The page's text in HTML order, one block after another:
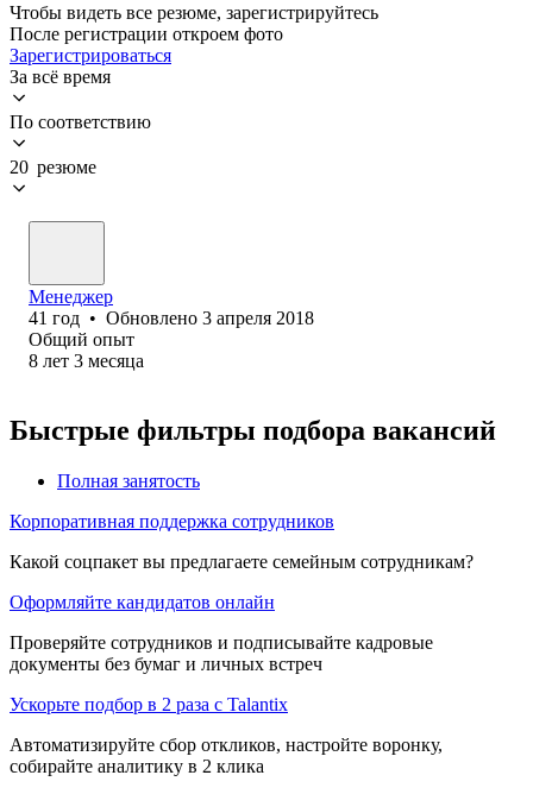
Чтобы видеть все резюме, зарегистрируйтесь
После регистрации откроем фото
Зарегистрироваться
За всё время
По соответствию
20 резюме
Менеджер
41 год • Обновлено 3 апреля 2018
Общий опыт
8 лет 3 месяца
Быстрые фильтры подбора вакансий
Полная занятость
Корпоративная поддержка сотрудников
Какой соцпакет вы предлагаете семейным сотрудникам?
Оформляйте кандидатов онлайн
Проверяйте сотрудников и подписывайте кадровые
документы без бумаг и личных встреч
Ускорьте подбор в 2 раза с Talantix
Автоматизируйте сбор откликов, настройте воронку,
собирайте аналитику в 2 клика